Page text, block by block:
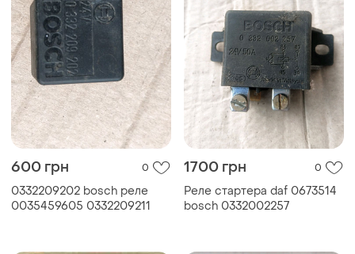
600 грн 0
0332209202 bosch реле
0035459605 0332209211
1700 грн 0
Реле стартера daf 0673514
bosch 0332002257